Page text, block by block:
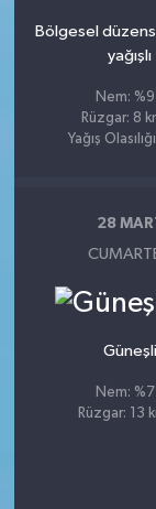
Bölgesel
yağışlı
Nem:
Rüzgar: 8
Yağış
28
Güneşli
Nem:
Rüzgar: 13